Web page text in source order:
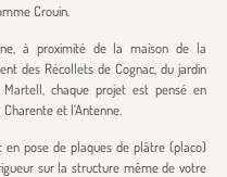
Crouin.
à proximité de la maison de la
des Récollets de Cognac, du jardin
chaque projet est pensé en
et l’Antenne.
pose de plaques de plâtre (placo)
sur la structure même de votre